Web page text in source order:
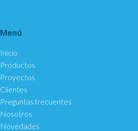
Menú
Inicio
Productos
Proyectos
Clientes
Preguntas frecuentes
Nosotros
Novedades